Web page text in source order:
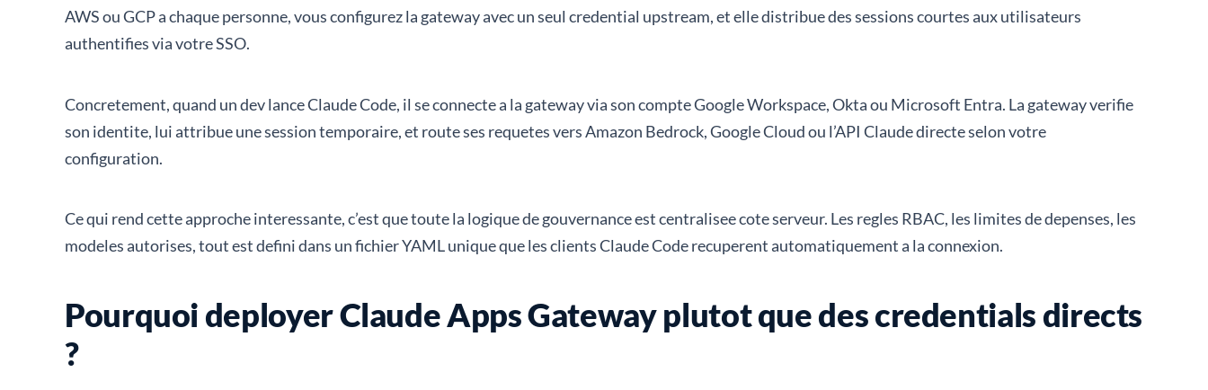
AWS ou GCP a chaque personne, vous configurez la gateway avec un seul credential upstream, et elle distribue des sessions courtes aux utilisateurs
authentifies via votre SSO.
Concretement, quand un dev lance Claude Code, il se connecte a la gateway via son compte Google Workspace, Okta ou Microsoft Entra. La gateway verifie
son identite, lui attribue une session temporaire, et route ses requetes vers Amazon Bedrock, Google Cloud ou l’API Claude directe selon votre
configuration.
Ce qui rend cette approche interessante, c’est que toute la logique de gouvernance est centralisee cote serveur. Les regles RBAC, les limites de depenses, les
modeles autorises, tout est defini dans un fichier YAML unique que les clients Claude Code recuperent automatiquement a la connexion.
Pourquoi deployer Claude Apps Gateway plutot que des credentials directs
?